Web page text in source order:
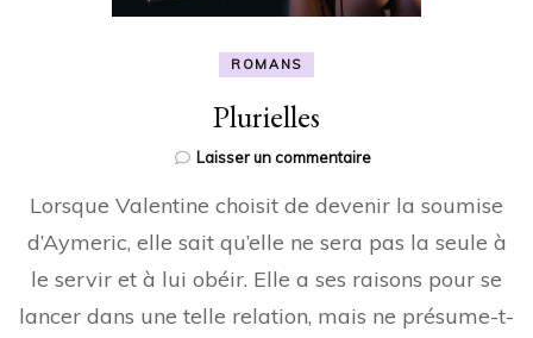
ROMANS
Plurielles
Laisser un commentairesur
Lorsque Valentine choisit de devenir la soumise
d’Aymeric, elle sait qu’elle ne sera pas la seule à
le servir et à lui obéir. Elle a ses raisons pour se
lancer dans une telle relation, mais ne présume-t-